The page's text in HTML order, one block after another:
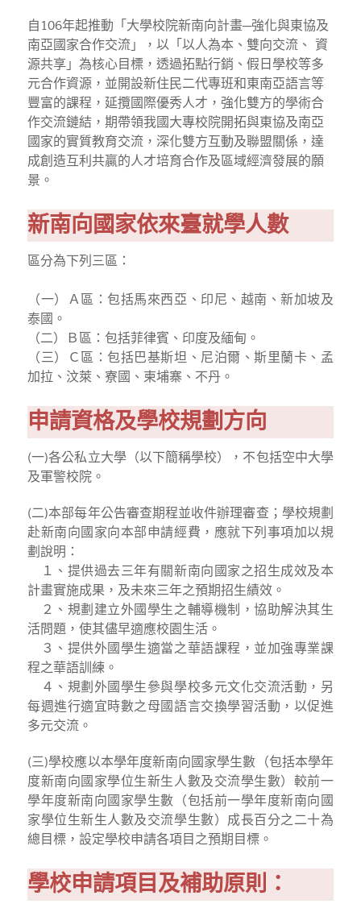
自106年起推動「大學校院新南向計畫─強化與東協及
南亞國家合作交流」，以「以人為本、雙向交流、 資
源共享」為核心目標，透過拓點行銷、假日學校等多
元合作資源，並開設新住民二代專班和東南亞語言等
豐富的課程，延攬國際優秀人才，強化雙方的學術合
作交流鏈結，期帶領我國大專校院開拓與東協及南亞
國家的實質教育交流，深化雙方互動及聯盟關係，達
成創造互利共贏的人才培育合作及區域經濟發展的願
景。
新南向國家依來臺就學人數
區分為下列三區：
（一）Ａ區：包括馬來西亞、印尼、越南、新加坡及
泰國。
（二）Ｂ區：包括菲律賓、印度及緬甸。
（三）Ｃ區：包括巴基斯坦、尼泊爾、斯里蘭卡、孟
加拉、汶萊、寮國、柬埔寨、不丹。
申請資格及學校規劃方向
(一)各公私立大學（以下簡稱學校），不包括空中大學
及軍警校院。
(二)本部每年公告審查期程並收件辦理審查；學校規劃
赴新南向國家向本部申請經費，應就下列事項加以規
劃說明：
１、提供過去三年有關新南向國家之招生成效及本
計畫實施成果，及未來三年之預期招生績效。
２、規劃建立外國學生之輔導機制，協助解決其生
活問題，使其儘早適應校園生活。
３、提供外國學生適當之華語課程，並加強專業課
程之華語訓練。
４、規劃外國學生參與學校多元文化交流活動，另
每週進行適宜時數之母國語言交換學習活動，以促進
多元交流。
(三)學校應以本學年度新南向國家學生數（包括本學年
度新南向國家學位生新生人數及交流學生數）較前一
學年度新南向國家學生數（包括前一學年度新南向國
家學位生新生人數及交流學生數）成長百分之二十為
總目標，設定學校申請各項目之預期目標。
學校申請項目及補助原則：